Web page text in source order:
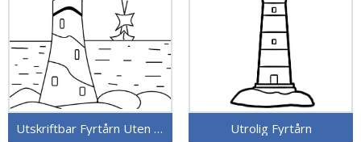
Utskriftbar Fyrtårn Uten Kostnad Utrolig Fyrtårn